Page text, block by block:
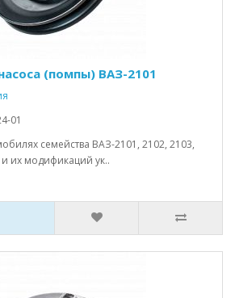
(помпы) ВАЗ-2101
01
семейства ВАЗ-2101, 2102, 2103,
их модификаций ук..